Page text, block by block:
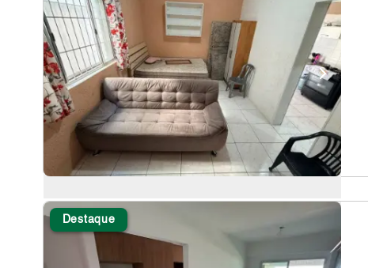
Destaque